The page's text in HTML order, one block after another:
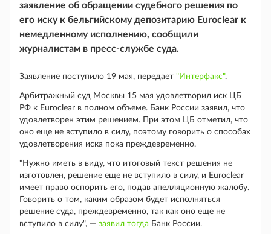
заявление об обращении судебного решения по
его иску к бельгийскому депозитарию Euroclear к
немедленному исполнению, сообщили
журналистам в пресс-службе суда.
Заявление поступило 19 мая, передает "Интерфакс".
Арбитражный суд Москвы 15 мая удовлетворил иск ЦБ
РФ к Euroclear в полном объеме. Банк России заявил, что
удовлетворен этим решением. При этом ЦБ отметил, что
оно еще не вступило в силу, поэтому говорить о способах
удовлетворения иска пока преждевременно.
"Нужно иметь в виду, что итоговый текст решения не
изготовлен, решение еще не вступило в силу, и Euroclear
имеет право оспорить его, подав апелляционную жалобу.
Говорить о том, каким образом будет исполняться
решение суда, преждевременно, так как оно еще не
вступило в силу", — заявил тогда Банк России.